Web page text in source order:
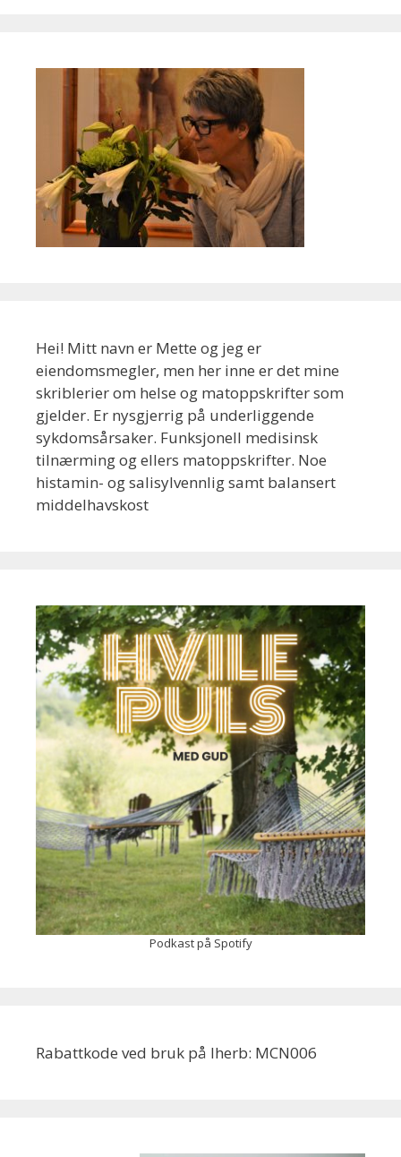
Hei! Mitt navn er Mette og jeg er
eiendomsmegler, men her inne er det mine
skriblerier om helse og matoppskrifter som
gjelder. Er nysgjerrig på underliggende
sykdomsårsaker. Funksjonell medisinsk
tilnærming og ellers matoppskrifter. Noe
histamin- og salisylvennlig samt balansert
middelhavskost
Podkast på Spotify
Rabattkode ved bruk på Iherb: MCN006